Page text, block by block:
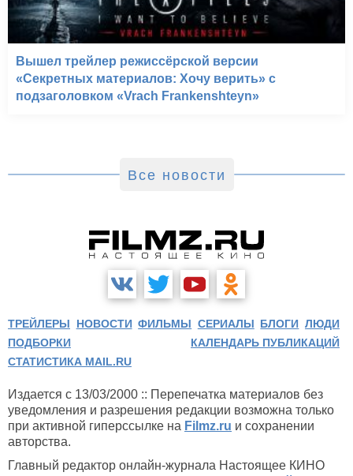
Вышел трейлер режиссёрской версии
«Секретных материалов: Хочу верить» с
подзаголовком «Vrach Frankenshteyn»
Все новости
ТРЕЙЛЕРЫ НОВОСТИ ФИЛЬМЫ СЕРИАЛЫ БЛОГИ ЛЮДИ
ПОДБОРКИ
КАЛЕНДАРЬ ПУБЛИКАЦИЙ
СТАТИСТИКА MAIL.RU
Издается с 13/03/2000 :: Перепечатка материалов без
уведомления и разрешения редакции возможна только
при активной гиперссылке на Filmz.ru и сохранении
авторства.
Главный редактор онлайн-журнала Настоящее КИНО